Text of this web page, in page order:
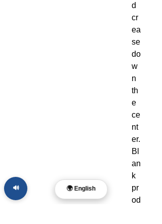
d
cr
ea
se
do
w
n
th
e
ce
nt
er.
Bl
an
k
pr
od
🌍 English
🔊